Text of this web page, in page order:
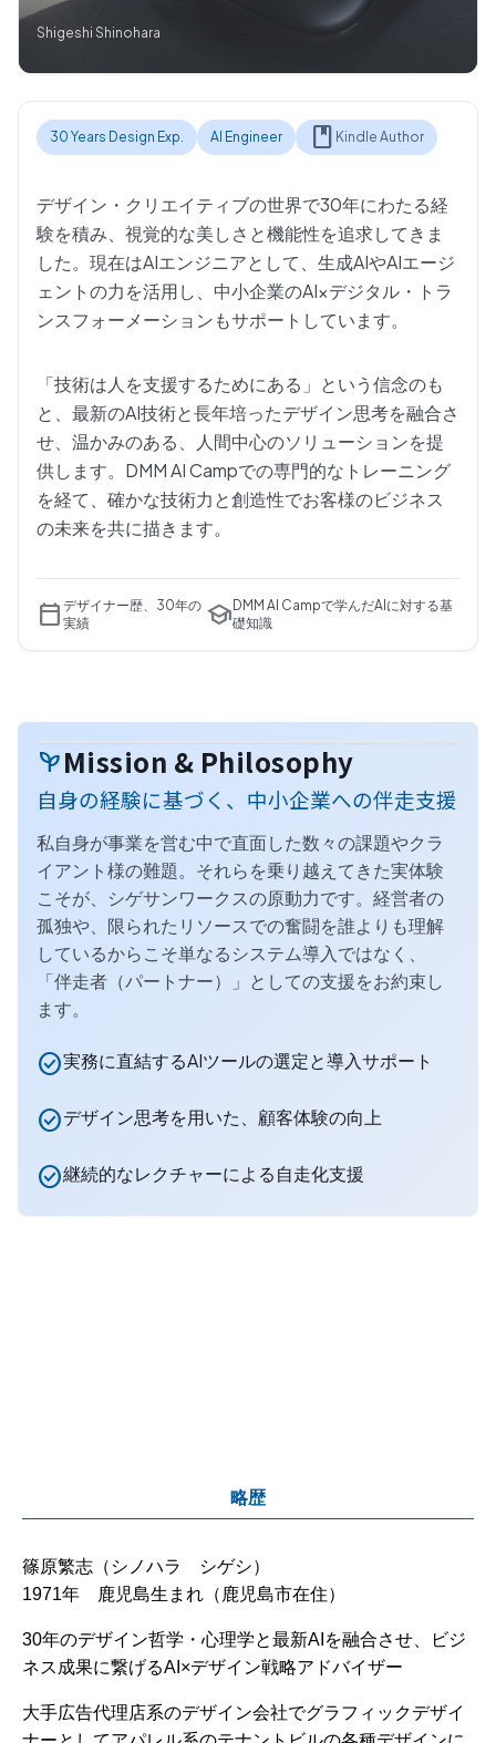
Shigeshi Shinohara
30 Years Design Exp. AI Engineer book Kindle Author
デザイン・クリエイティブの世界で30年にわたる経
験を積み、視覚的な美しさと機能性を追求してきま
した。現在はAIエンジニアとして、生成AIやAIエージ
ェントの力を活用し、中小企業のAI×デジタル・トラ
ンスフォーメーションもサポートしています。
「技術は人を支援するためにある」という信念のも
と、最新のAI技術と長年培ったデザイン思考を融合さ
せ、温かみのある、人間中心のソリューションを提
供します。DMM AI Campでの専門的なトレーニング
を経て、確かな技術力と創造性でお客様のビジネス
の未来を共に描きます。
calendar_today デザイナー歴、30年の
実績
school DMM AI Campで学んだAIに対する基
礎知識
psychiatryMission & Philosophy
自身の経験に基づく、中小企業への伴走支援
私自身が事業を営む中で直面した数々の課題やクラ
イアント様の難題。それらを乗り越えてきた実体験
こそが、シゲサンワークスの原動力です。経営者の
孤独や、限られたリソースでの奮闘を誰よりも理解
しているからこそ単なるシステム導入ではなく、
「伴走者（パートナー）」としての支援をお約束し
ます。
check_circle実務に直結するAIツールの選定と導入サポート
check_circleデザイン思考を用いた、顧客体験の向上
check_circle継続的なレクチャーによる自走化支援
略歴
篠原繁志（シノハラ シゲシ）
1971年 鹿児島生まれ（鹿児島市在住）
30年のデザイン哲学・心理学と最新AIを融合させ、ビジ
ネス成果に繋げるAI×デザイン戦略アドバイザー
大手広告代理店系のデザイン会社でグラフィックデザイ